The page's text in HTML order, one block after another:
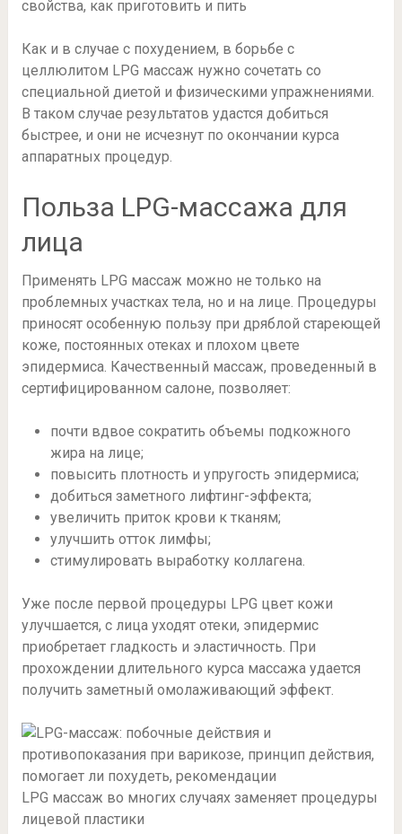
свойства, как приготовить и пить
Как и в случае с похудением, в борьбе с
целлюлитом LPG массаж нужно сочетать со
специальной диетой и физическими упражнениями.
В таком случае результатов удастся добиться
быстрее, и они не исчезнут по окончании курса
аппаратных процедур.
Польза LPG-массажа для
лица
Применять LPG массаж можно не только на
проблемных участках тела, но и на лице. Процедуры
приносят особенную пользу при дряблой стареющей
коже, постоянных отеках и плохом цвете
эпидермиса. Качественный массаж, проведенный в
сертифицированном салоне, позволяет:
почти вдвое сократить объемы подкожного
жира на лице;
повысить плотность и упругость эпидермиса;
добиться заметного лифтинг-эффекта;
увеличить приток крови к тканям;
улучшить отток лимфы;
стимулировать выработку коллагена.
Уже после первой процедуры LPG цвет кожи
улучшается, с лица уходят отеки, эпидермис
приобретает гладкость и эластичность. При
прохождении длительного курса массажа удается
получить заметный омолаживающий эффект.
LPG массаж во многих случаях заменяет процедуры
лицевой пластики